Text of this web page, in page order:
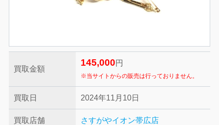
買取金額
145,000 円
※当サイトからの販売は行っておりません。
買取日 2024年11月10日
買取店舗 さすがやイオン帯広店